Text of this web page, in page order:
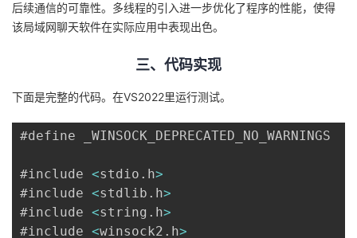
后续通信的可靠性。多线程的引入进一步优化了程序的性能，使得
该局域网聊天软件在实际应用中表现出色。
三、代码实现
下面是完整的代码。在VS2022里运行测试。
#define _WINSOCK_DEPRECATED_NO_WARNINGS
#include <stdio . h>
#include <stdlib . h>
#include <string . h>
#include <winsock2 . h>